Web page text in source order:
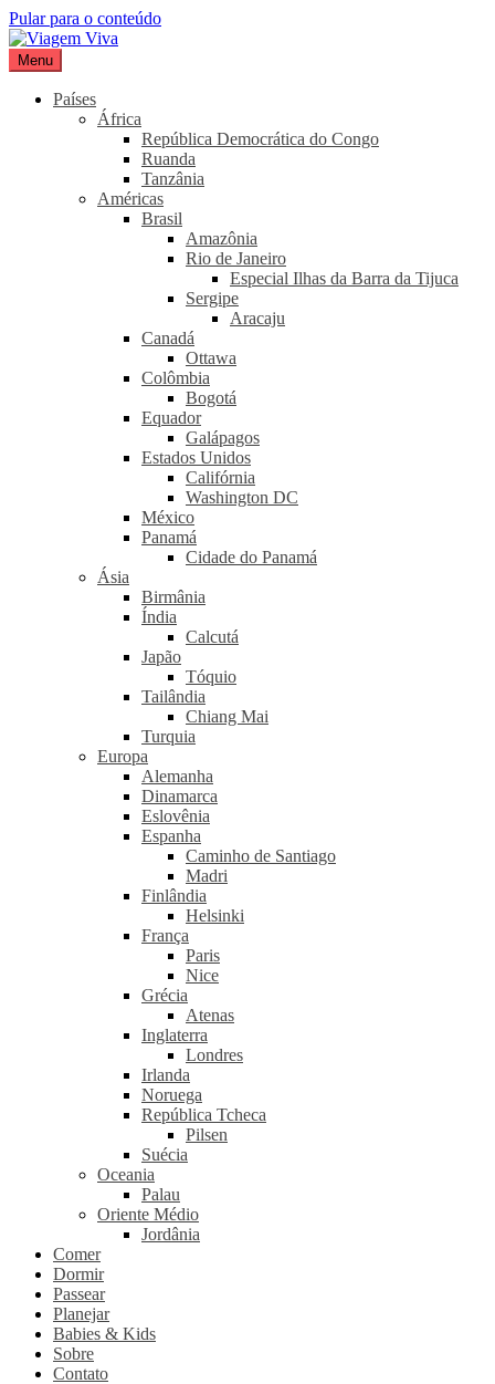
Pular para o conteúdo
Viagem Viva
Seu portal de turismo sustentável
Menu
Países
África
República Democrática do Congo
Ruanda
Tanzânia
Américas
Brasil
Amazônia
Rio de Janeiro
Especial Ilhas da Barra da Tijuca
Sergipe
Aracaju
Canadá
Ottawa
Colômbia
Bogotá
Equador
Galápagos
Estados Unidos
Califórnia
Washington DC
México
Panamá
Cidade do Panamá
Ásia
Birmânia
Índia
Calcutá
Japão
Tóquio
Tailândia
Chiang Mai
Turquia
Europa
Alemanha
Dinamarca
Eslovênia
Espanha
Caminho de Santiago
Madri
Finlândia
Helsinki
França
Paris
Nice
Grécia
Atenas
Inglaterra
Londres
Irlanda
Noruega
República Tcheca
Pilsen
Suécia
Oceania
Palau
Oriente Médio
Jordânia
Comer
Dormir
Passear
Planejar
Babies & Kids
Sobre
Contato